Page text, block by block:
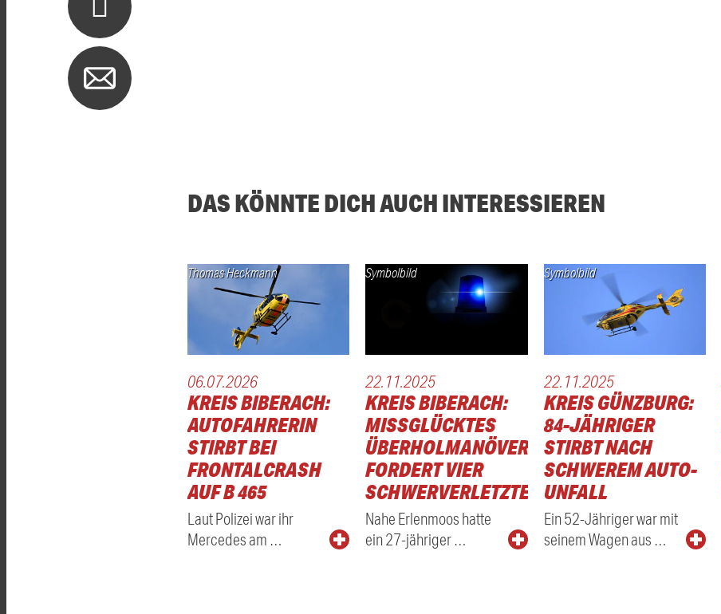
DAS KÖNNTE DICH AUCH INTERESSIEREN
Thomas Heckmann
06.07.2026
KREIS BIBERACH:
AUTOFAHRERIN
STIRBT BEI
FRONTALCRASH
AUF B 465
Laut Polizei war ihr
Mercedes am …
Symbolbild
22.11.2025
KREIS BIBERACH:
MISSGLÜCKTES
ÜBERHOLMANÖVER
FORDERT VIER
SCHWERVERLETZTE
Nahe Erlenmoos hatte
ein 27-jähriger …
Symbolbild
22.11.2025
KREIS GÜNZBURG:
84-JÄHRIGER
STIRBT NACH
SCHWEREM AUTO-
UNFALL
Ein 52-Jähriger war mit
seinem Wagen aus …